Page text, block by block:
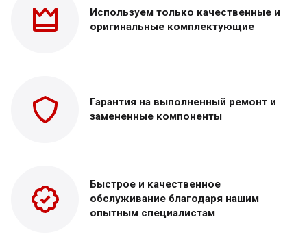
Используем только качественные и
оригинальные комплектующие
Гарантия на выполненный ремонт и
замененные компоненты
Быстрое и качественное
обслуживание благодаря нашим
опытным специалистам